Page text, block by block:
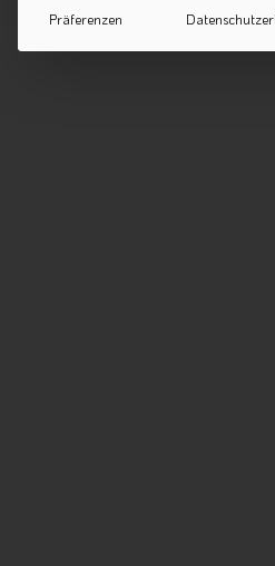
Präferenzen